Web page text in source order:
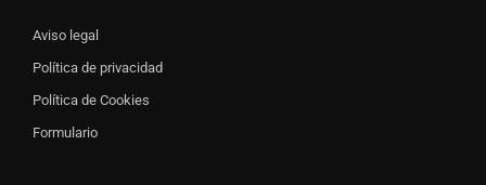
Aviso legal
Política de privacidad
Política de Cookies
Formulario